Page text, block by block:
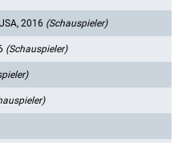
2016 (Schauspieler)
(Schauspieler)